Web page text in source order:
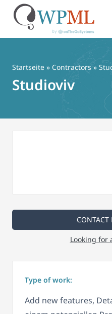
springen
Startseite » Contractors»
Studioviv
CONTACT
Looking for
Type of work:
Add new features,